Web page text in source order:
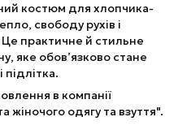
костюм для хлопчика-
свободу рухів і
практичне й стильне
яке обов’язково стане
в компанії
жіночого одягу та взуття".